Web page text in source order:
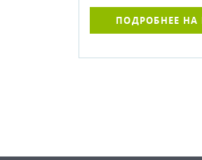
ПОДРОБНЕЕ НА